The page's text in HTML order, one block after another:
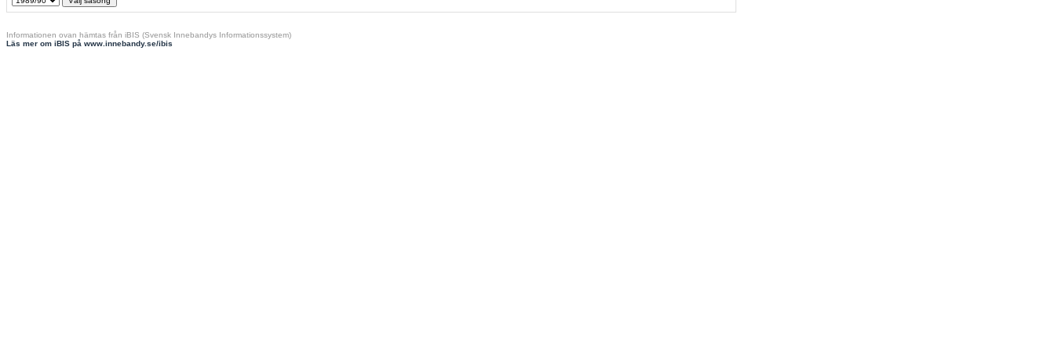
Informationen ovan hämtas från iBIS (Svensk Innebandys Informationssystem)
Läs mer om iBIS på www.innebandy.se/ibis